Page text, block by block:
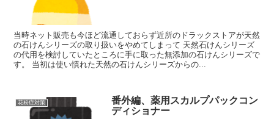
当時ネット販売も今ほど流通しておらず近所のドラックストアが天然
の石けんシリーズの取り扱いをやめてしまって 天然石けんシリーズ
の代用を検討していたところに手に取った無添加の石けんシリーズで
す。 当初は使い慣れた天然の石けんシリーズからの...
花粉症対策
番外編、薬用スカルプパックコン
ディショナー